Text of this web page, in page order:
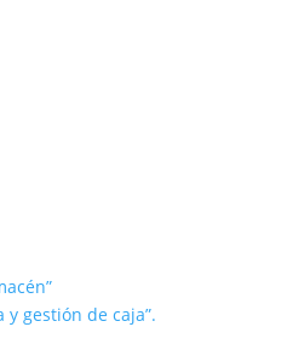
gestión de caja”.